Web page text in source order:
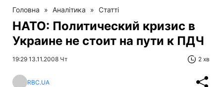
Головна » Аналітика » Статті
НАТО: Политический кризис в
Украине не стоит на пути к ПДЧ
19:29 13.11.2008 Чт 2 хв
RBC.UA